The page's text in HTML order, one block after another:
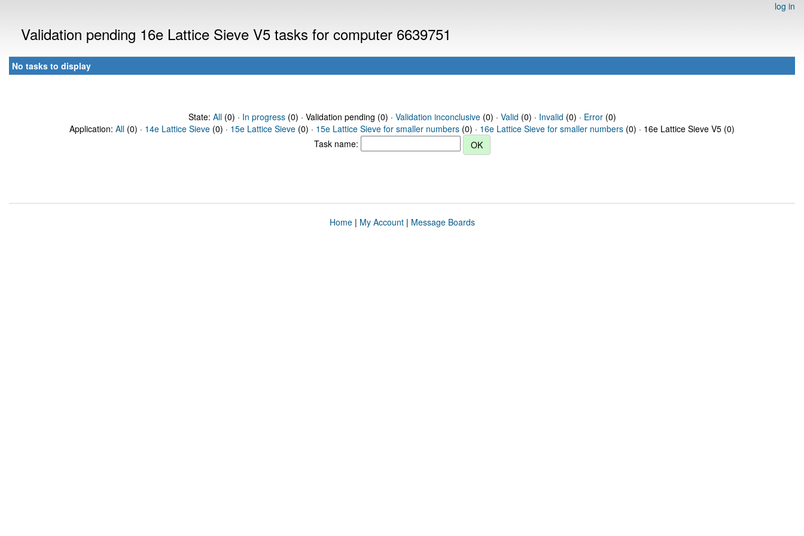
log in
Validation pending 16e Lattice Sieve V5 tasks for computer 6639751
No tasks to display
State: All(0) · In progress(0) · Validation pending (0) · Validation inconclusive(0) · Valid (0) · Invalid (0) · Error(0)
Application: All (0) · 14e Lattice Sieve (0) · 15e Lattice Sieve (0) · 15e Lattice Sieve for smaller numbers (0) · 16e Lattice Sieve for smaller numbers (0) · 16e Lattice Sieve V5 (0)
Task name:
Home| My Account| Message Boards